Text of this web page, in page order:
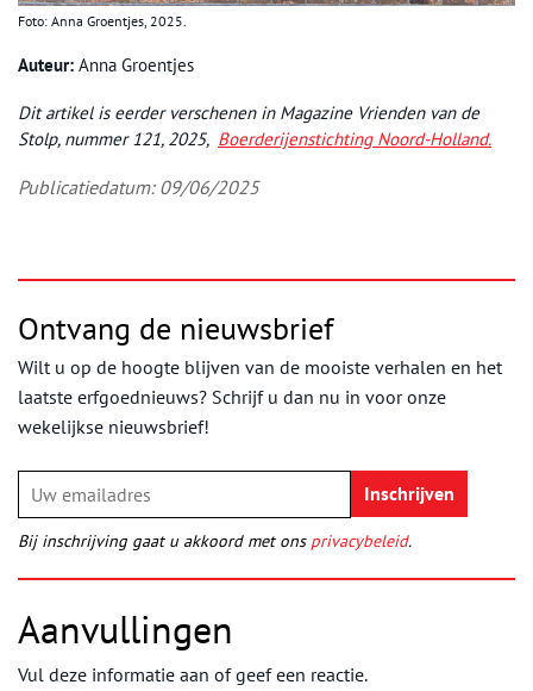
Foto: Anna Groentjes, 2025.
Auteur: Anna Groentjes
Dit artikel is eerder verschenen in Magazine Vrienden van de
Stolp, nummer 121, 2025, Boerderijenstichting Noord-Holland.
Publicatiedatum: 09/06/2025
Ontvang de nieuwsbrief
Wilt u op de hoogte blijven van de mooiste verhalen en het
laatste erfgoednieuws? Schrijf u dan nu in voor onze
wekelijkse nieuwsbrief!
Bij inschrijving gaat u akkoord met ons privacybeleid.
Aanvullingen
Vul deze informatie aan of geef een reactie.